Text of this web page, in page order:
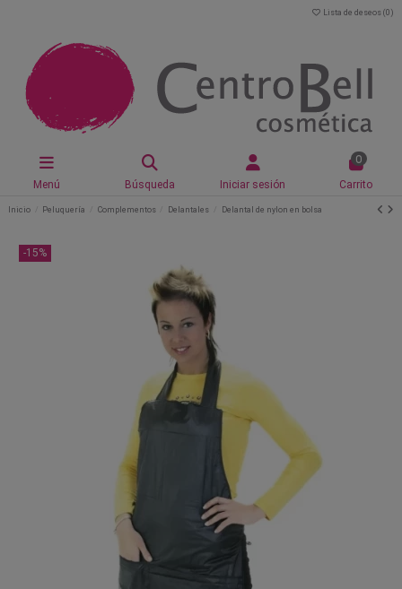
Lista de deseos (0 )
Menú Búsqueda Iniciar sesión
0
Carrito
Inicio Peluquería Complementos Delantales Delantal de nylon en bolsa
-15%